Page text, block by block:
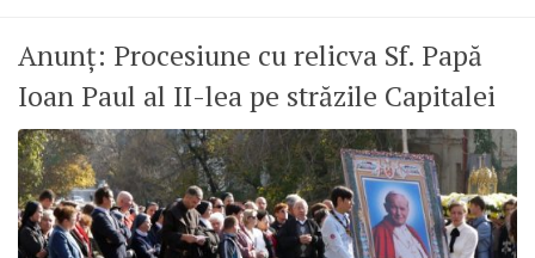
Anunț: Procesiune cu relicva Sf. Papă
Ioan Paul al II-lea pe străzile Capitalei